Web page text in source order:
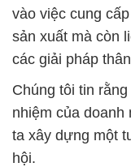
vào việc cung
sản xuất mà còn
các giải pháp
Chúng tôi tin
nhiệm của doanh
ta xây dựng một
hội.